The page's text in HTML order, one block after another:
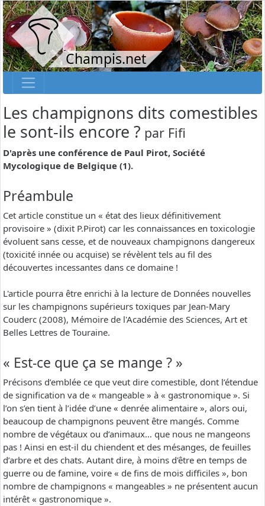
Champis.net
Les champignons dits comestibles
le sont-ils encore ? par Fifi
D'après une conférence de Paul Pirot, Société
Mycologique de Belgique (1).
Préambule
Cet article constitue un « état des lieux définitivement
provisoire » (dixit P.Pirot) car les connaissances en toxicologie
évoluent sans cesse, et de nouveaux champignons dangereux
(toxicité innée ou acquise) se révèlent tels au fil des
découvertes incessantes dans ce domaine !
L'article pourra être enrichi à la lecture de Données nouvelles
sur les champignons supérieurs toxiques par Jean-Mary
Couderc (2008), Mémoire de l'Académie des Sciences, Art et
Belles Lettres de Touraine.
« Est-ce que ça se mange ? »
Précisons d’emblée ce que veut dire comestible, dont l’étendue
de signification va de « mangeable » à « gastronomique ». Si
l’on s’en tient à l’idée d’une « denrée alimentaire », alors oui,
beaucoup de champignons peuvent être mangés. Comme
nombre de végétaux ou d’animaux… que nous ne mangeons
pas ! Ainsi en est-il du chiendent et des mésanges, de feuilles
d’arbre et des chats. Autant dire, à moins d'être en temps de
guerre ou de famine, voire « de fins de mois difficiles », bon
nombre de champignons « mangeables » ne présentent aucun
intérêt « gastronomique ».